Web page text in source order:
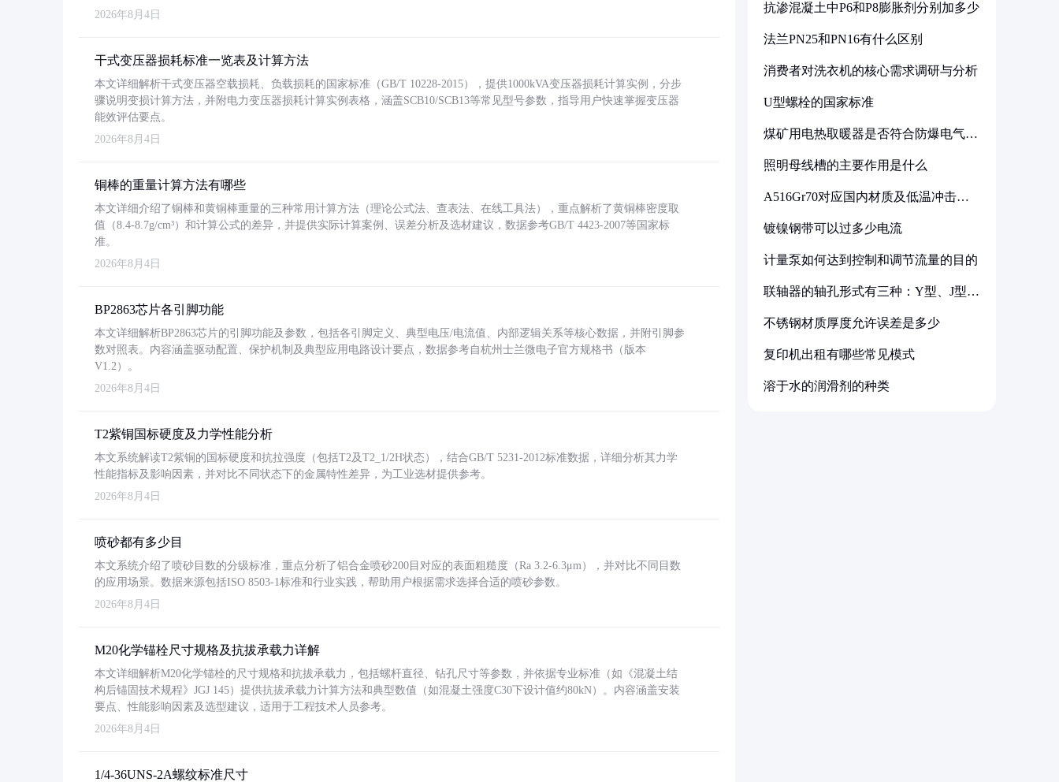
2026年8月4日
干式变压器损耗标准一览表及计算方法
本文详细解析干式变压器空载损耗、负载损耗的国家标准（GB/T 10228-2015），提供1000kVA变压器损耗计算实例，分步
骤说明变损计算方法，并附电力变压器损耗计算实例表格，涵盖SCB10/SCB13等常见型号参数，指导用户快速掌握变压器
能效评估要点。
2026年8月4日
铜棒的重量计算方法有哪些
本文详细介绍了铜棒和黄铜棒重量的三种常用计算方法（理论公式法、查表法、在线工具法），重点解析了黄铜棒密度取
值（8.4-8.7g/cm³）和计算公式的差异，并提供实际计算案例、误差分析及选材建议，数据参考GB/T 4423-2007等国家标
准。
2026年8月4日
BP2863芯片各引脚功能
本文详细解析BP2863芯片的引脚功能及参数，包括各引脚定义、典型电压/电流值、内部逻辑关系等核心数据，并附引脚参
数对照表。内容涵盖驱动配置、保护机制及典型应用电路设计要点，数据参考自杭州士兰微电子官方规格书（版本
V1.2）。
2026年8月4日
T2紫铜国标硬度及力学性能分析
本文系统解读T2紫铜的国标硬度和抗拉强度（包括T2及T2_1/2H状态），结合GB/T 5231-2012标准数据，详细分析其力学
性能指标及影响因素，并对比不同状态下的金属特性差异，为工业选材提供参考。
2026年8月4日
喷砂都有多少目
本文系统介绍了喷砂目数的分级标准，重点分析了铝合金喷砂200目对应的表面粗糙度（Ra 3.2-6.3μm），并对比不同目数
的应用场景。数据来源包括ISO 8503-1标准和行业实践，帮助用户根据需求选择合适的喷砂参数。
2026年8月4日
M20化学锚栓尺寸规格及抗拔承载力详解
本文详细解析M20化学锚栓的尺寸规格和抗拔承载力，包括螺杆直径、钻孔尺寸等参数，并依据专业标准（如《混凝土结
构后锚固技术规程》JGJ 145）提供抗拔承载力计算方法和典型数值（如混凝土强度C30下设计值约80kN）。内容涵盖安装
要点、性能影响因素及选型建议，适用于工程技术人员参考。
2026年8月4日
1/4-36UNS-2A螺纹标准尺寸
抗渗混凝土中P6和P8膨胀剂分别加多少
法兰PN25和PN16有什么区别
消费者对洗衣机的核心需求调研与分析
U型螺栓的国家标准
煤矿用电热取暖器是否符合防爆电气设
照明母线槽的主要作用是什么
A516Gr70对应国内材质及低温冲击要
镀镍钢带可以过多少电流
计量泵如何达到控制和调节流量的目的
联轴器的轴孔形式有三种：Y型、J型、
不锈钢材质厚度允许误差是多少
复印机出租有哪些常见模式
溶于水的润滑剂的种类